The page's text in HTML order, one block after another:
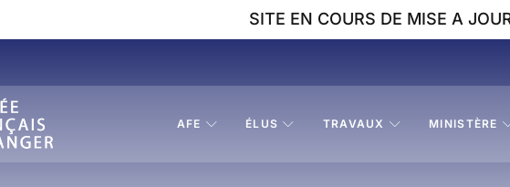
SITE EN COURS DE MISE A
AFE ÉLUS TRAVAUX MINISTÈRE